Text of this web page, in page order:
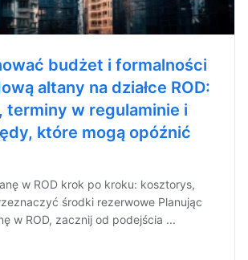
budżet i formalności
altany na działce ROD:
terminy w regulaminie i
które mogą opóźnić
w ROD krok po kroku: kosztorys,
środki rezerwowe Planując
w ROD, zacznij od podejścia ...